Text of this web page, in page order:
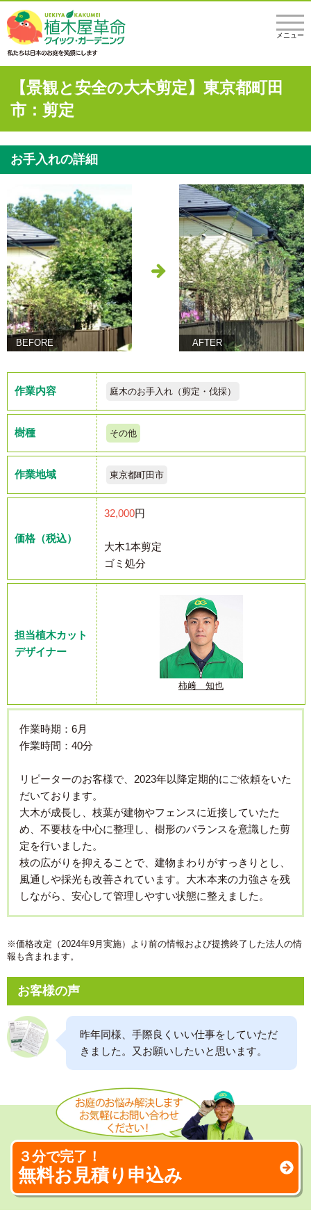
メニュー
【景観と安全の大木剪定】東京都町田
市：剪定
お手入れの詳細
BEFORE AFTER
作業内容 庭木のお手入れ（剪定・伐採）
樹種 その他
作業地域 東京都町田市
価格（税込）
32,000円
大木1本剪定
ゴミ処分
担当植木カット
デザイナー
柿﨑 知也
作業時期：6月
作業時間：40分
リピーターのお客様で、2023年以降定期的にご依頼をいた
だいております。
大木が成長し、枝葉が建物やフェンスに近接していたた
め、不要枝を中心に整理し、樹形のバランスを意識した剪
定を行いました。
枝の広がりを抑えることで、建物まわりがすっきりとし、
風通しや採光も改善されています。大木本来の力強さを残
しながら、安心して管理しやすい状態に整えました。
※価格改定（2024年9月実施）より前の情報および提携終了した法人の情
報も含まれます。
お客様の声
昨年同様、手際良くいい仕事をしていただ
きました。又お願いしたいと思います。
３分で完了！
無料お見積り申込み